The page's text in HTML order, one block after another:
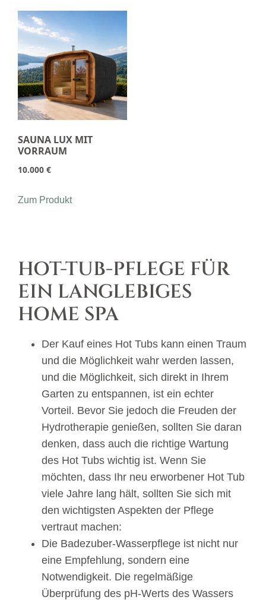
SAUNA LUX MIT
VORRAUM
10.000 €
Zum Produkt
HOT-TUB-PFLEGE FÜR
EIN LANGLEBIGES
HOME SPA
Der Kauf eines Hot Tubs kann einen Traum
und die Möglichkeit wahr werden lassen,
und die Möglichkeit, sich direkt in Ihrem
Garten zu entspannen, ist ein echter
Vorteil. Bevor Sie jedoch die Freuden der
Hydrotherapie genießen, sollten Sie daran
denken, dass auch die richtige Wartung
des Hot Tubs wichtig ist. Wenn Sie
möchten, dass Ihr neu erworbener Hot Tub
viele Jahre lang hält, sollten Sie sich mit
den wichtigsten Aspekten der Pflege
vertraut machen:
Die Badezuber-Wasserpflege ist nicht nur
eine Empfehlung, sondern eine
Notwendigkeit. Die regelmäßige
Überprüfung des pH-Werts des Wassers